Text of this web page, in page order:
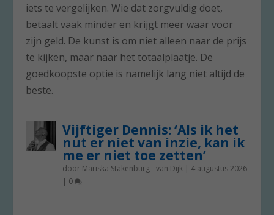
iets te vergelijken. Wie dat zorgvuldig doet,
betaalt vaak minder en krijgt meer waar voor
zijn geld. De kunst is om niet alleen naar de prijs
te kijken, maar naar het totaalplaatje. De
goedkoopste optie is namelijk lang niet altijd de
beste.
Vijftiger Dennis: ‘Als ik het
nut er niet van inzie, kan ik
me er niet toe zetten’
door Mariska Stakenburg - van Dijk | 4 augustus 2026
| 0